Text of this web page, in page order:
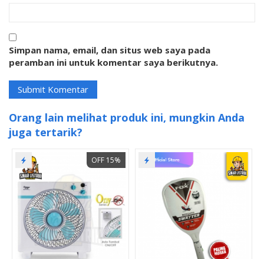
Simpan nama, email, dan situs web saya pada
peramban ini untuk komentar saya berikutnya.
Orang lain melihat produk ini, mungkin Anda
juga tertarik?
OFF 15%